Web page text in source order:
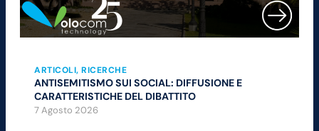
ARTICOLI, RICERCHE
ANTISEMITISMO SUI SOCIAL: DIFFUSIONE E
CARATTERISTICHE DEL DIBATTITO
7 Agosto 2026